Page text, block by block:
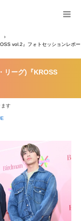
vol.2』フォトセッションレポー
リーグ)『KROSS
ます